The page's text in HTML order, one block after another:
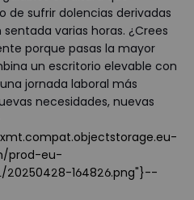
de sufrir dolencias derivadas
varias horas. ¿Crees
porque pasas la mayor
un escritorio elevable con
jornada laboral más
necesidades, nuevas
prod-eu-
164826.png"}--